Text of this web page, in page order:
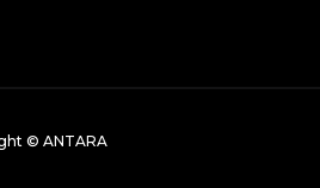
© ANTARA